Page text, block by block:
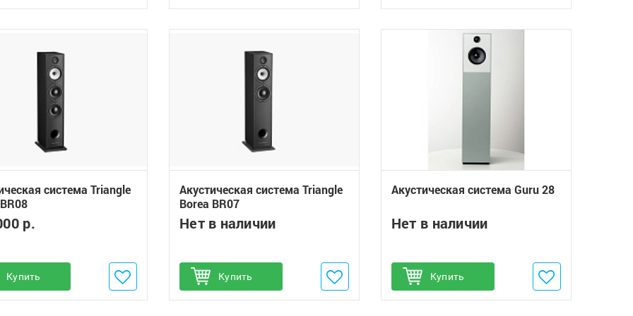
система Triangle
р.
Купитьв избранное
Акустическая система Triangle
Borea BR07
Нет в наличии
Купить
Добавить в избранное
Акустическая система Guru 28
Нет в наличии
Купить
Добавить в избранное